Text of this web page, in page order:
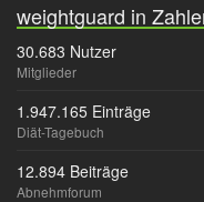
weightguard in
30.683 Nutzer
Mitglieder
1.947.165 Einträge
Diät-Tagebuch
12.894 Beiträge
Abnehmforum